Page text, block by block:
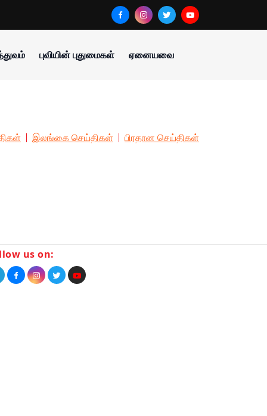
புவியின் புதுமைகள் ஏனையவை
இலங்கை செய்திகள் பிரதான செய்திகள்
us on: